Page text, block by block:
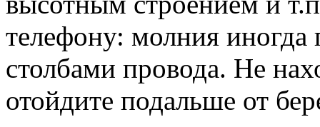
телефону: молния иногда
столбами провода. Не
отойдите подальше от